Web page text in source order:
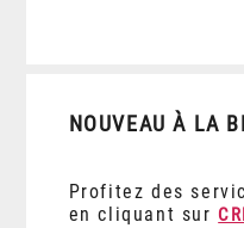
NOUVEAU À LA
Profitez des
en cliquant sur